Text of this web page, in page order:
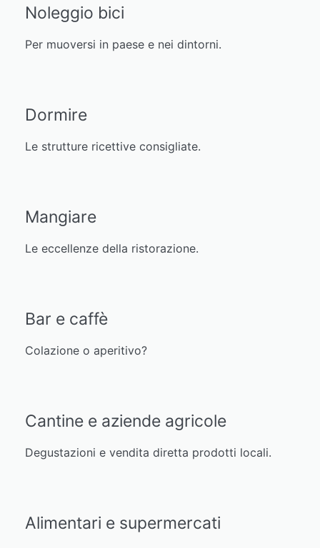
Noleggio bici
Per muoversi in paese e nei dintorni.
Dormire
Le strutture ricettive consigliate.
Mangiare
Le eccellenze della ristorazione.
Bar e caffè
Colazione o aperitivo?
Cantine e aziende agricole
Degustazioni e vendita diretta prodotti locali.
Alimentari e supermercati